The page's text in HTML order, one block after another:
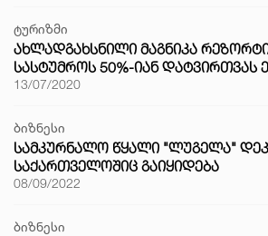
ტურიზმი
ᲐᲮᲚᲐᲓᲒᲐᲮᲡᲜᲘᲚᲘ ᲛᲐᲒᲜᲘᲙᲐ
ᲡᲐᲡᲢᲣᲛᲠᲝᲡ 50%-ᲘᲐᲜ ᲓᲐᲢᲕᲘᲠᲗᲕᲐᲡ
13/07/2020
ბიზნესი
ᲡᲐᲛᲙᲣᲠᲜᲐᲚᲝ ᲬᲧᲐᲚᲘ "ᲚᲣᲒᲔᲚᲐ"
ᲡᲐᲥᲐᲠᲗᲕᲔᲚᲝᲨᲘᲪ ᲒᲐᲘᲧᲘᲓᲔᲑᲐ
08/09/2022
ბიზნესი